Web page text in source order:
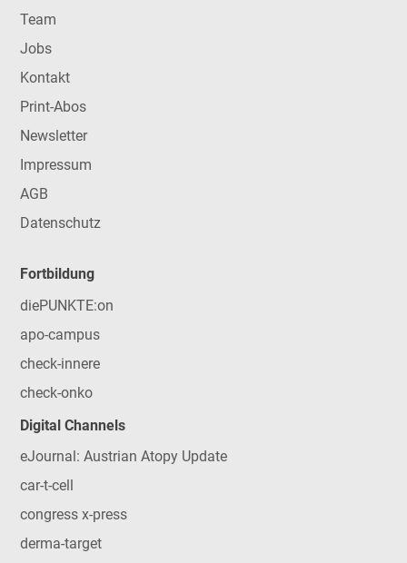
Team
Jobs
Kontakt
Print-Abos
Newsletter
Impressum
AGB
Datenschutz
Fortbildung
diePUNKTE:on
apo-campus
check-innere
check-onko
Digital Channels
eJournal: Austrian Atopy Update
car-t-cell
congress x-press
derma-target